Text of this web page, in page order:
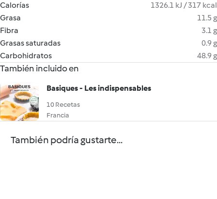
Calorías
1326.1 kJ / 317 kcal
Grasa
11.5 g
Fibra
3.1 g
Grasas saturadas
0.9 g
Carbohidratos
48.9 g
También incluido en
Basiques - Les indispensables
10 Recetas
Francia
También podría gustarte...